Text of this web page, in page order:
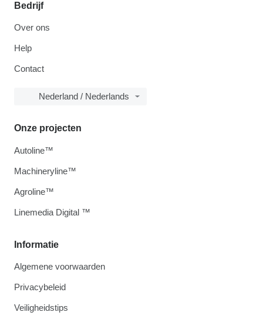
Bedrijf
Over ons
Help
Contact
Nederland / Nederlands
Informatie
Algemene voorwaarden
Privacybeleid
Veiligheidstips
Onze projecten
Autoline™
Machineryline™
Agroline™
Linemedia Digital ™